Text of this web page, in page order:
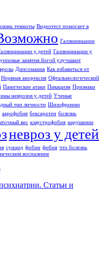
темноты Видеотест помогает в
Галлюцинации
у детей Галлюцинации у
занятия йогой улучшают
Дипсомания Как избавиться от
Нервная анорексия Офтальмологический
Панические атаки Пикацизм Признаки
неврозов у детей Ученые
тип личности Шизофрению
акрофобия бексаротен болезнь
вес клаустрофобия нарушение
невроз у детей
суицид фобии фобия что болезнь
воспаление
Статьи и